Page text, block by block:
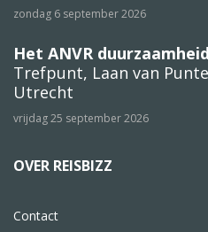
zondag 6 september 2026
Het ANVR
Trefpunt, Laan van
Utrecht
vrijdag 25 september 2026
OVER REISBIZZ
Contact